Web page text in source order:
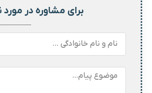
برای مشاوره در